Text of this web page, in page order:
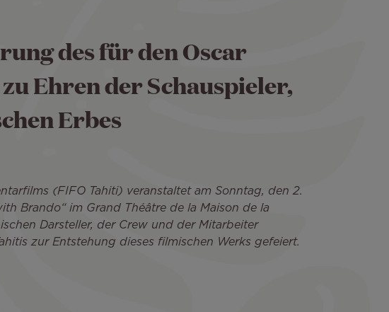
des für den Oscar
Ehren der Schauspieler,
Erbes
(FIFO Tahiti) veranstaltet am Sonntag, den 2.
Brando“ im Grand Théâtre de la Maison de la
Darsteller, der Crew und der Mitarbeiter
zur Entstehung dieses filmischen Werks gefeiert.